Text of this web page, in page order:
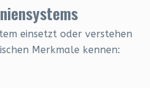
einsetzt oder verstehen
Merkmale kennen: